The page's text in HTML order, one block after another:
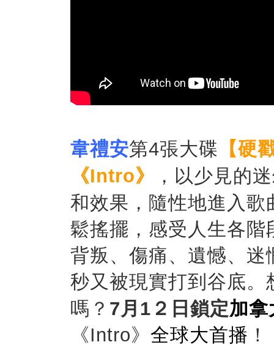
韋禮安第4張大碟 【硬
《Intro》 ， 以少見的
和效果，隨性地進入
鬆搖擺，感受人生各
背叛、傷痛、遺憾、
秒又被現實打到谷底。
嗎？ 7月 1 ２日鎖定加
《Intro》 全球大首播 ！